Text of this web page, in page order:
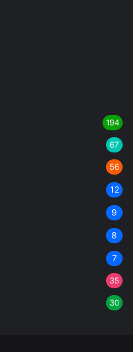
194
67
56
12
9
8
7
35
30